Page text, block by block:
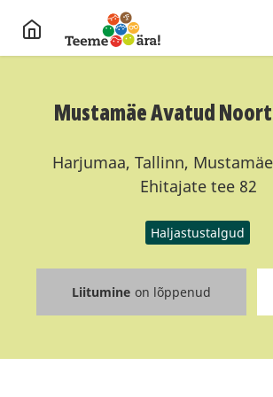
Mustamäe Avatud
Harjumaa, Tallinn,
Ehitajate tee 82
Haljastustalgud
Liitumine on lõppenud